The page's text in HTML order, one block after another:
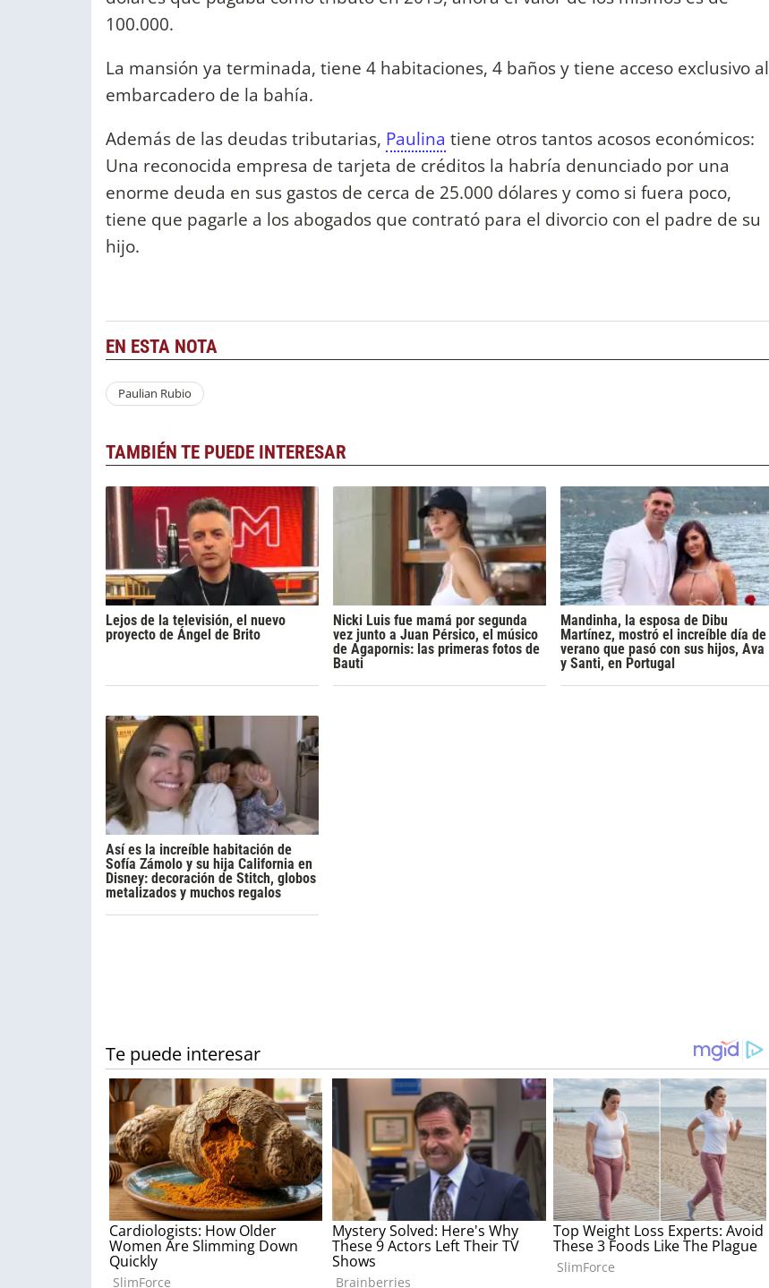
100.000.
La mansión ya terminada, tiene 4 habitaciones, 4 baños y tiene acceso exclusivo al
embarcadero de la bahía.
Además de las deudas tributarias, Paulina tiene otros tantos acosos económicos:
Una reconocida empresa de tarjeta de créditos la habría denunciado por una
enorme deuda en sus gastos de cerca de 25.000 dólares y como si fuera poco,
tiene que pagarle a los abogados que contrató para el divorcio con el padre de su
hijo.
EN ESTA NOTA
Paulian Rubio
TAMBIÉN TE PUEDE INTERESAR
Lejos de la televisión, el nuevo
proyecto de Ángel de Brito
Nicki Luis fue mamá por segunda
vez junto a Juan Pérsico, el músico
de Agapornis: las primeras fotos de
Bauti
Mandinha, la esposa de Dibu
Martínez, mostró el increíble día de
verano que pasó con sus hijos, Ava
y Santi, en Portugal
Así es la increíble habitación de
Sofía Zámolo y su hija California en
Disney: decoración de Stitch, globos
metalizados y muchos regalos